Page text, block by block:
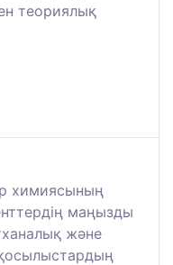
теориялық
химиясының
маңызды
және
қосылыстардың